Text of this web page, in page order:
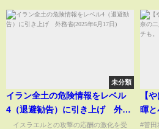
未分類
イラン全土の危険情報をレベル
4（退避勧告）に引き上げ 外務
省(2025年6月17日)
イスラエルとの攻撃の応酬の激化を受
【
暉と
ばす
#菅田